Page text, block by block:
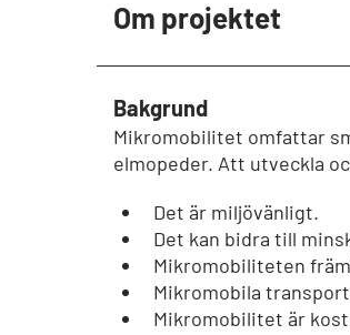
Om projektet
Bakgrund
Mikromobilitet omfattar
elmopeder. Att utveckla
Det är miljövänligt.
Det kan bidra till
Mikromobiliteten
Mikromobila
Mikromobilitet är